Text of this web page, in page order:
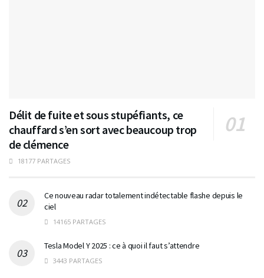
Délit de fuite et sous stupéfiants, ce
chauffard s’en sort avec beaucoup trop
de clémence
18177 PARTAGES
Ce nouveau radar totalement indétectable flashe depuis le
ciel
14165 PARTAGES
Tesla Model Y 2025 : ce à quoi il faut s’attendre
3443 PARTAGES